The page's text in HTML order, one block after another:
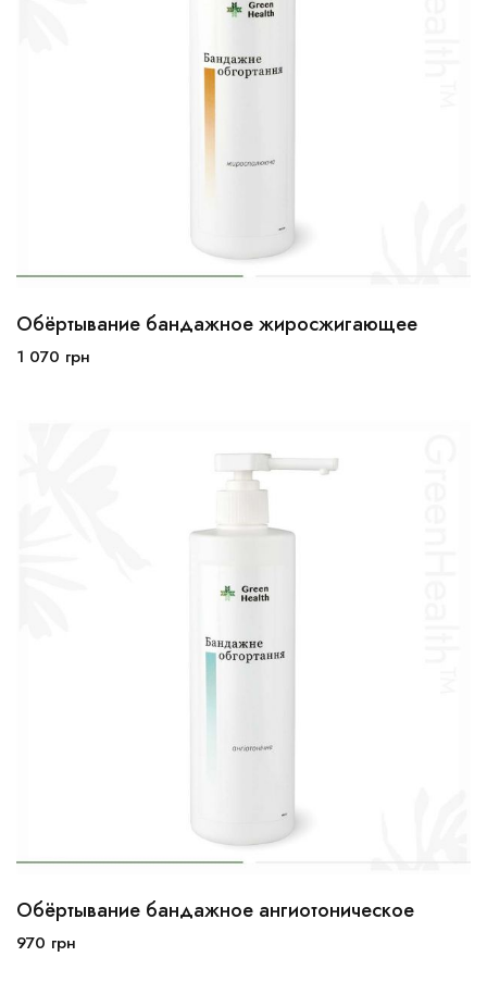
Обёртывание бандажное жиросжигающее
1 070 грн
Обёртывание бандажное ангиотоническое
970 грн